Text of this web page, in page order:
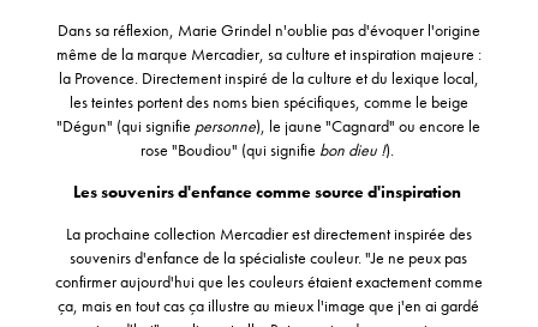
Dans sa réflexion, Marie Grindel n'oublie pas d'évoquer l'origine
même de la marque Mercadier, sa culture et inspiration majeure :
la Provence. Directement inspiré de la culture et du lexique local,
les teintes portent des noms bien spécifiques, comme le beige
"Dégun" (qui signifie personne), le jaune "Cagnard" ou encore le
rose "Boudiou" (qui signifie bon dieu !).
Les souvenirs d'enfance comme source d'inspiration
La prochaine collection Mercadier est directement inspirée des
souvenirs d'enfance de la spécialiste couleur. "Je ne peux pas
confirmer aujourd'hui que les couleurs étaient exactement comme
ça, mais en tout cas ça illustre au mieux l'image que j'en ai gardé